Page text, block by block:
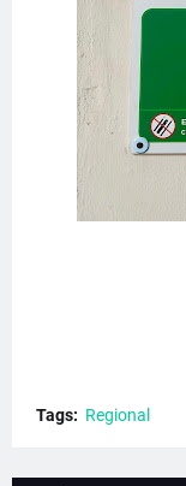
Tags: Regional